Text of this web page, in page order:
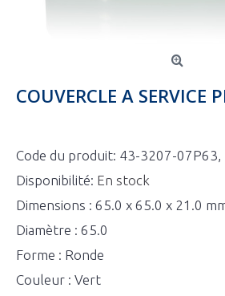
COUVERCLE A SERVICE
Code du produit: 43-3207-07P63,
Disponibilité: En stock
Dimensions : 65.0 x 65.0 x 21.0
Diamètre : 65.0
Forme : Ronde
Couleur : Vert